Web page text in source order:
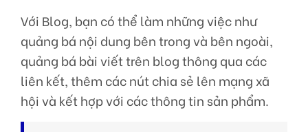
Với Blog, bạn có thể làm những việc như
quảng bá nội dung bên trong và bên ngoài,
quảng bá bài viết trên blog thông qua các
liên kết, thêm các nút chia sẻ lên mạng xã
hội và kết hợp với các thông tin sản phẩm.